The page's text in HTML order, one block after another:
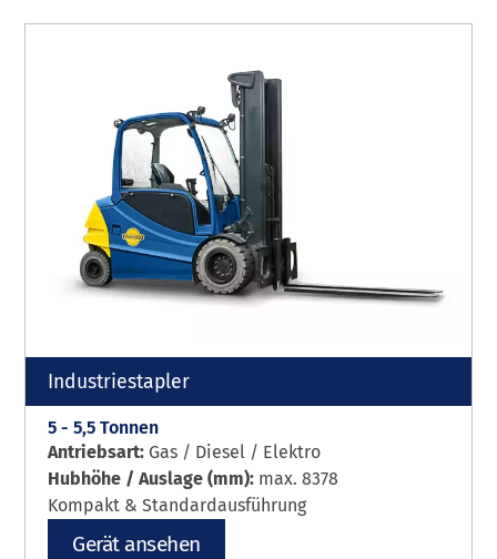
Industriestapler
5 - 5,5 Tonnen
Antriebsart: Gas / Diesel / Elektro
Hubhöhe / Auslage (mm): max. 8378
Kompakt & Standardausführung
Gerät ansehen